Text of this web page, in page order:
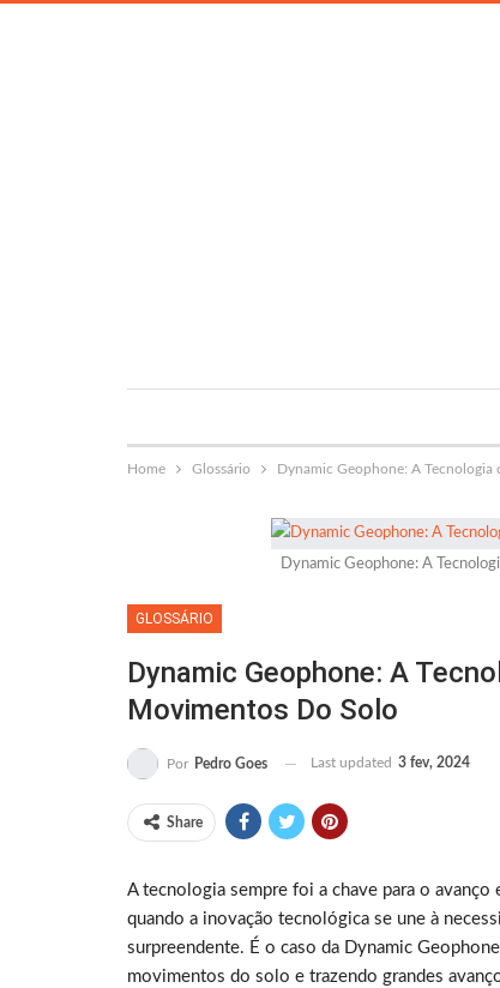
Home Glossário Dynamic Geophone: A
Dynamic Geophone: A
GLOSSÁRIO
Dynamic Geophone: A
Movimentos Do Solo
Por Pedro Goes Last updated 3 fev, 2024
Share
A tecnologia sempre foi a chave para o
quando a inovação tecnológica se une à
surpreendente. É o caso da Dynamic
movimentos do solo e trazendo grandes